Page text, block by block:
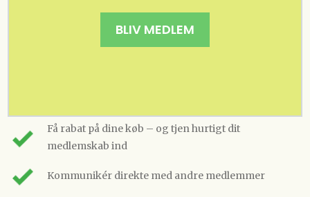
BLIV MEDLEM
Få rabat på dine køb – og tjen hurtigt dit
medlemskab ind
Kommunikér direkte med andre medlemmer